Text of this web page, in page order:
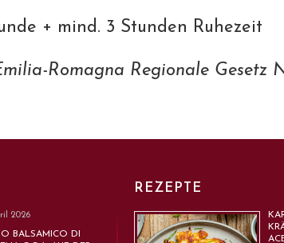
+ mind. 3 Stunden Ruhezeit
Romagna Regionale Gesetz
2026
BALSAMICO DI
REZEPTE